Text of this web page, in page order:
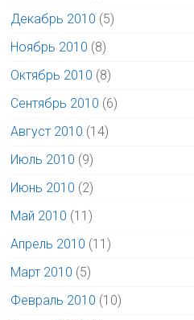
Декабрь 2010 (5)
Ноябрь 2010 (8)
Октябрь 2010 (8)
Сентябрь 2010 (6)
Август 2010 (14)
Июль 2010 (9)
Июнь 2010 (2)
Май 2010 (11)
Апрель 2010 (11)
Март 2010 (5)
Февраль 2010 (10)